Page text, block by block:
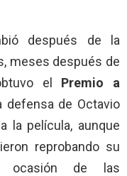
después de la
meses después de
el Premio a
defensa de Octavio
la película, aunque
reprobando su
ocasión de las